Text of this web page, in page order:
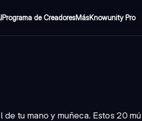
Programa de CreadoresMásKnowunity Pro
tu mano y muñeca. Estos 20